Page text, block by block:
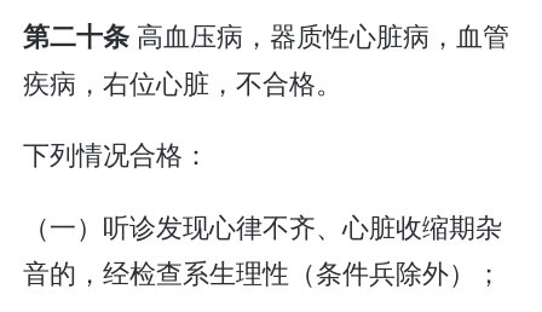
第二十条 高血压病，器质性心脏病，血管
疾病，右位心脏，不合格。
下列情况合格：
（一）听诊发现心律不齐、心脏收缩期杂
音的，经检查系生理性（条件兵除外）；